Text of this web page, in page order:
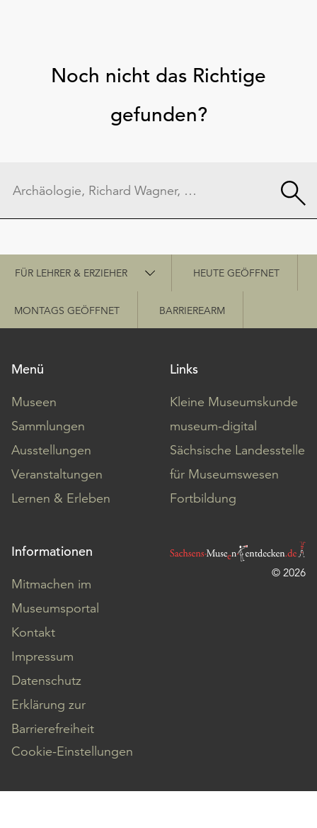
Noch nicht das Richtige
gefunden?
Schnellzugriff
FÜR LEHRER & ERZIEHER HEUTE GEÖFFNET
MONTAGS GEÖFFNET BARRIEREARM
Menü
Museen
Sammlungen
Ausstellungen
Veranstaltungen
Lernen & Erleben
Links
Kleine Museumskunde
museum-digital
Sächsische Landesstelle
für Museumswesen
Fortbildung
Informationen
Mitmachen im
Museumsportal
Kontakt
Impressum
Datenschutz
Erklärung zur
Barrierefreiheit
Cookie-Einstellungen
© 2026